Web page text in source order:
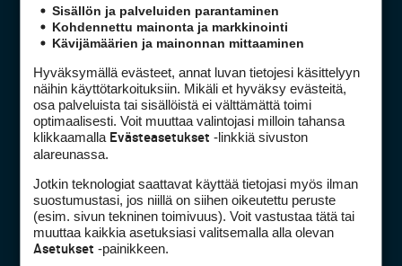
Golfpiste mediakortti
Golfpisteen yhteystiedot
DSA avoimuusraportti
Asiakaspalvelu
Sisällön ja palveluiden parantaminen
Kohdennettu mainonta ja markkinointi
Kävijämäärien ja mainonnan mittaaminen
Hyväksymällä evästeet, annat luvan tietojesi käsittelyyn
näihin käyttötarkoituksiin. Mikäli et hyväksy evästeitä,
osa palveluista tai sisällöistä ei välttämättä toimi
optimaalisesti. Voit muuttaa valintojasi milloin tahansa
klikkaamalla Evästeasetukset -linkkiä sivuston
alareunassa.
Jotkin teknologiat saattavat käyttää tietojasi myös ilman
suostumustasi, jos niillä on siihen oikeutettu peruste
(esim. sivun tekninen toimivuus). Voit vastustaa tätä tai
muuttaa kaikkia asetuksiasi valitsemalla alla olevan
Asetukset -painikkeen.